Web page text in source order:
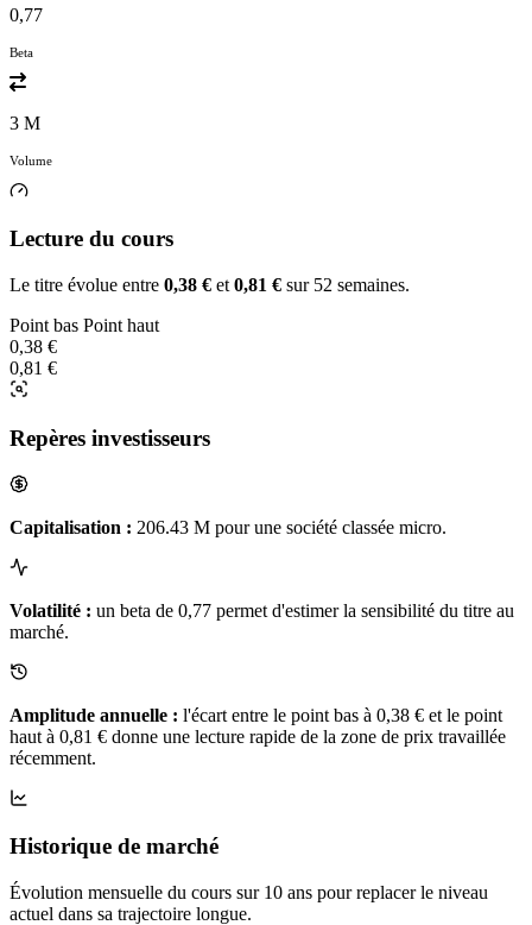
0,77
Beta
3 M
Volume
Lecture du cours
Le titre évolue entre 0,38 € et 0,81 € sur 52 semaines.
Point bas Point haut
0,38 €
0,81 €
Repères investisseurs
Capitalisation : 206.43 M pour une société classée micro.
Volatilité : un beta de 0,77 permet d'estimer la sensibilité du titre au
marché.
Amplitude annuelle : l'écart entre le point bas à 0,38 € et le point
haut à 0,81 € donne une lecture rapide de la zone de prix travaillée
récemment.
Historique de marché
Évolution mensuelle du cours sur 10 ans pour replacer le niveau
actuel dans sa trajectoire longue.